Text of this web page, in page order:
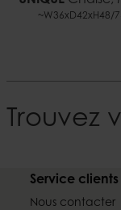
~W36xD42xH48/
Service clients
Nous contacter